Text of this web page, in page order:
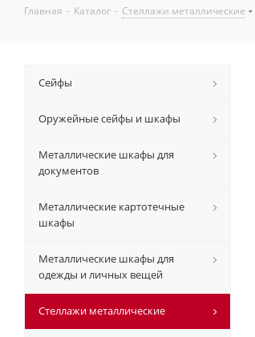
Главная - Каталог - Стеллажи металлические
Сейфы
Оружейные сейфы и шкафы
Металлические шкафы для
документов
Металлические картотечные
шкафы
Металлические шкафы для
одежды и личных вещей
Стеллажи металлические